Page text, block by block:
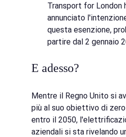
Transport for London
annunciato
questa esenzione,
partire dal 2 gennaio
E adesso?
Mentre il Regno Unito si
più al suo obiettivo di
entro il 2050,
aziendali si sta rivelando